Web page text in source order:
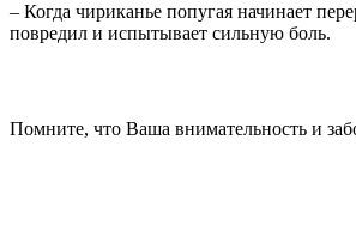
– Когда чириканье попугая начинает
повредил и испытывает сильную боль.
Помните, что Ваша внимательность и